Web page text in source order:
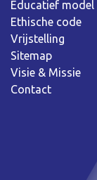
Educatief model
Ethische code
Vrijstelling
Sitemap
Visie & Missie
Contact